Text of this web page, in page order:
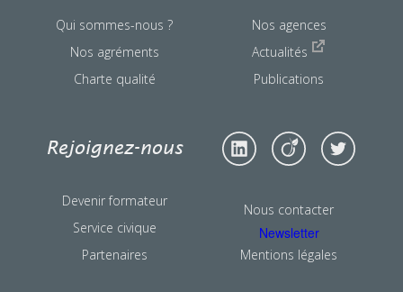
Qui sommes-nous ?
Nos agréments
Charte qualité
Nos agences
Actualités
Publications
Rejoignez-nous
Devenir formateur
Service civique
Partenaires
Nous contacter
Newsletter
Mentions légales